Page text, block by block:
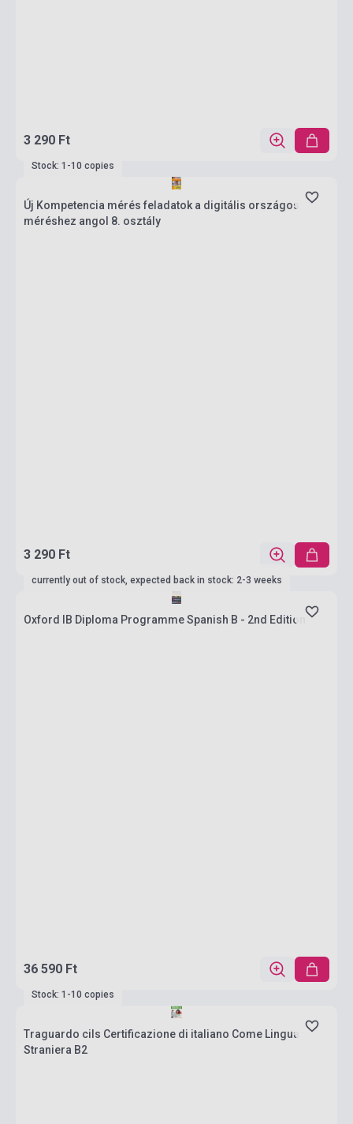
3 290 Ft
Stock: 1-10 copies
Új Kompetencia mérés feladatok a digitális országos
méréshez angol 8. osztály
3 290 Ft
currently out of stock, expected back in stock: 2-3 weeks
Oxford IB Diploma Programme Spanish B - 2nd Edition
36 590 Ft
Stock: 1-10 copies
Traguardo cils Certificazione di italiano Come Lingua
Straniera B2